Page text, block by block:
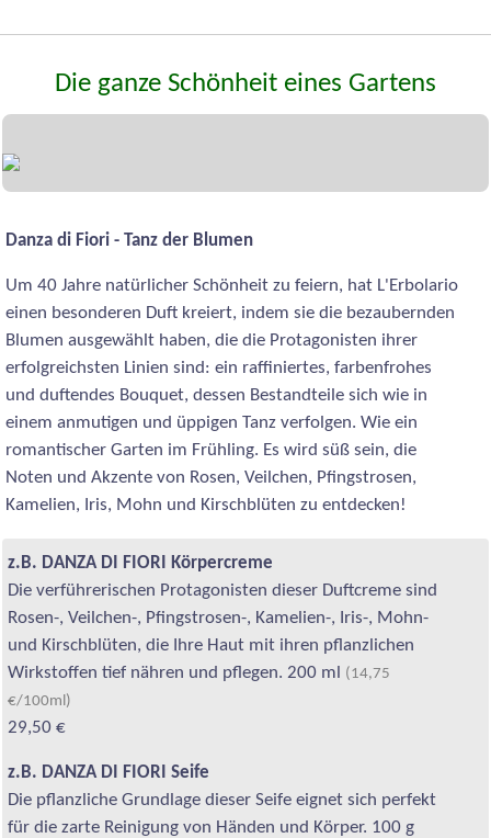
Die ganze Schönheit eines Gartens
Danza di Fiori - Tanz der Blumen
Um 40 Jahre natürlicher Schönheit zu feiern, hat L'Erbolario
einen besonderen Duft kreiert, indem sie die bezaubernden
Blumen ausgewählt haben, die die Protagonisten ihrer
erfolgreichsten Linien sind: ein raffiniertes, farbenfrohes
und duftendes Bouquet, dessen Bestandteile sich wie in
einem anmutigen und üppigen Tanz verfolgen. Wie ein
romantischer Garten im Frühling. Es wird süß sein, die
Noten und Akzente von Rosen, Veilchen, Pfingstrosen,
Kamelien, Iris, Mohn und Kirschblüten zu entdecken!
z.B. DANZA DI FIORI Körpercreme
Die verführerischen Protagonisten dieser Duftcreme sind
Rosen-, Veilchen-, Pfingstrosen-, Kamelien-, Iris-, Mohn-
und Kirschblüten, die Ihre Haut mit ihren pflanzlichen
Wirkstoffen tief nähren und pflegen. 200 ml
(14,75
€/100ml)
29,50 €
z.B. DANZA DI FIORI Seife
Die pflanzliche Grundlage dieser Seife eignet sich perfekt
für die zarte Reinigung von Händen und Körper. 100 g